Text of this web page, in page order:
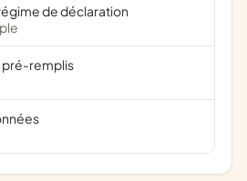
de déclaration
pré-remplis